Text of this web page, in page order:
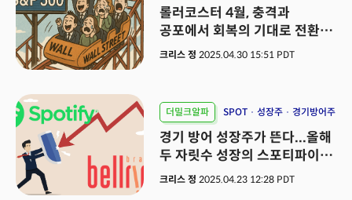
롤러코스터 4월, 충격과
공포에서 회복의 기대로 전환한
투자심리
크리스 정 2025.04.30 15:51 PDT
더밀크알파 SPOT 성장주 경기방어주
경기 방어 성장주가 뜬다...올해
두 자릿수 성장의 스포티파이와
벨링브랜드
크리스 정 2025.04.23 12:28 PDT